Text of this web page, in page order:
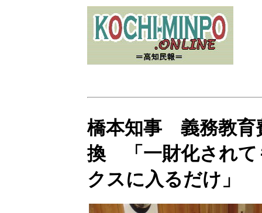
橋本知事 義務教育
換 「一財化されて
クスに入るだけ」